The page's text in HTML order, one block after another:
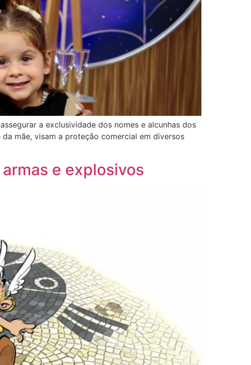
a exclusividade dos nomes e alcunhas dos
mãe, visam a proteção comercial em diversos
e explosivos